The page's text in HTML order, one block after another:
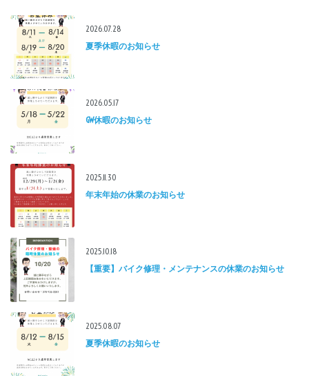
2026.07.28
夏季休暇のお知らせ
2026.05.17
GW休暇のお知らせ
2025.11.30
年末年始の休業のお知らせ
2025.10.18
【重要】バイク修理・メンテナンスの休業のお知らせ
2025.08.07
夏季休暇のお知らせ